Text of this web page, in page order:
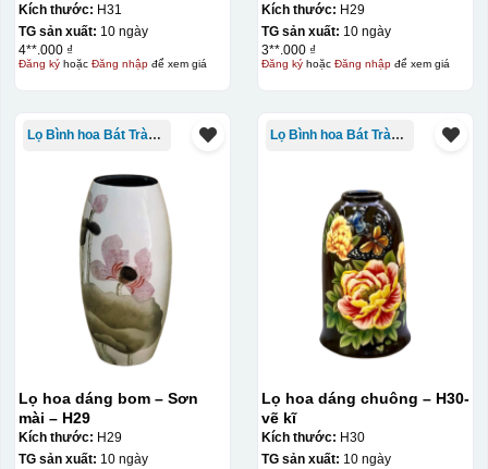
Kích thước: H31
TG sản xuất: 10 ngày
4**.000 ₫
Đăng kýhoặc Đăng nhậpđể xem giá
Kích thước: H29
TG sản xuất: 10 ngày
3**.000 ₫
Đăng kýhoặc Đăng nhậpđể xem giá
Lọ Bình hoa Bát Tràng in logo
Lọ hoa dáng bom – Sơn
mài – H29
Kích thước: H29
TG sản xuất: 10 ngày
Lọ Bình hoa Bát Tràng in logo
Lọ hoa dáng chuông – H30-
vẽ kĩ
Kích thước: H30
TG sản xuất: 10 ngày